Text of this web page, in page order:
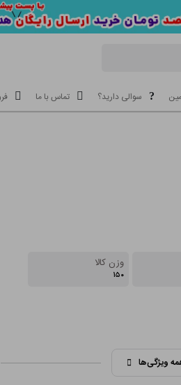
سوالی دارید؟ تماس با ما
وزن کالا
۱۵۰
ویژگی‌ها